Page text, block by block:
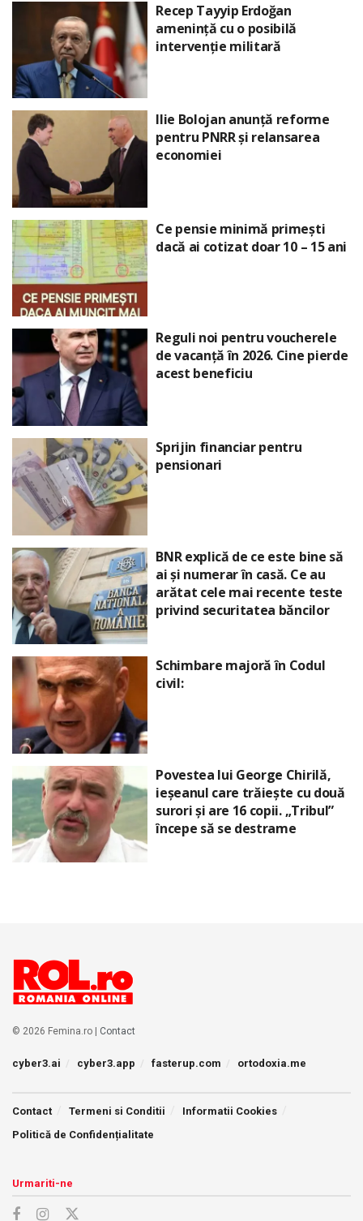
Recep Tayyip Erdoğan
amenință cu o posibilă
intervenție militară
Ilie Bolojan anunță reforme
pentru PNRR și relansarea
economiei
Ce pensie minimă primești
dacă ai cotizat doar 10 – 15 ani
Reguli noi pentru voucherele
de vacanță în 2026. Cine pierde
acest beneficiu
Sprijin financiar pentru
pensionari
BNR explică de ce este bine să
ai și numerar în casă. Ce au
arătat cele mai recente teste
privind securitatea băncilor
Schimbare majoră în Codul
civil:
Povestea lui George Chirilă,
ieșeanul care trăiește cu două
surori și are 16 copii. „Tribul”
începe să se destrame
© 2026 Femina.ro | Contact
cyber3.ai cyber3.app fasterup.com ortodoxia.me
Contact Termeni si Conditii
Informatii Cookies
Politică de Confidențialitate
Urmariti-ne